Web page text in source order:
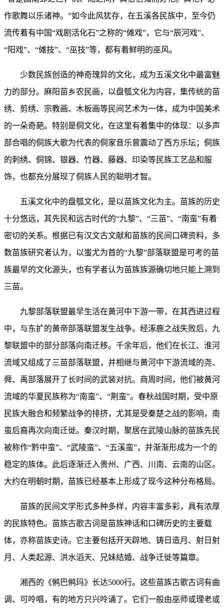
作歌舞以乐诸神。”如今此风犹存，在五溪各民族中，至今仍
流传着有中国“戏剧活化石”之称的“傩戏”，它与“辰河戏”、
“阳戏”、“傩技”、“巫技”等，都有着鲜明的巫风。
少数民族创造的神奇瑰异的文化，成为五溪文化中最富魅
力的部分。麻阳苗乡农民画，以盘瓠文化为内容，集传统的苗
绣、剪绣、宗教画、木板画等民间艺术为一体，成为中国美术
的一朵奇葩。特别是侗文化，在这里有着集中的体现：以多声
部合唱的侗族大歌为代表的侗家音乐曾震动了西方乐坛；侗族
的刺绣、侗锦、银器、竹器、藤器、印染等民族工艺品和服
饰，也都充分展现了侗族人民的聪明才智。
五溪文化中的盘瓠文化，是以苗族文化为主。苗族的历史
十分悠远，其先民和远古时代的“九黎”、“三苗”、“南蛮”有着
密切的关系。根据已有汉文古文献和苗族的民间口碑资料，多
数苗族研究者认为，以蚩尤为首的“九黎”部落联盟是可考的苗
族最早的文化源头，也有学者认为苗族族源确切地只能上溯到
三苗。
九黎部落联盟最早生活在黄河中下游一带，在其西进过程
中，与东扩的黄帝部落联盟发生战争。经涿鹿之战失败后，九
黎联盟中的部分部落向南迁移。千余年后，他们在长江、淮河
流域又组成了三苗部落联盟，并相继与黄河中下游流域的尧、
舜、禹部落展开了长时间的武装对抗。商周时间，他们被黄河
流域的华夏民族称为“南蛮”、“荆蛮”。春秋战国时期，受中原
民族大融合和频繁战争的排挤，尤其是受秦楚之战的影响，南
蛮后裔再次向南迁徙。秦汉时期，聚居在武陵山脉的苗族先民
被称作“黔中蛮”、“武陵蛮”、“五溪蛮”，并渐渐形成为一个的
稳定的族体。此后逐渐迁入贵州、广西、川南、云南的山区。
大约在明朝时期，苗族已经基本上形成了现今这种分布格局。
苗族的民间文学形式多种多样，内容丰富多彩，具有浓厚
的民族特色。苗族古歌古词是苗族神话和口碑历史的主要载
体，亦称苗族史诗。它主要包括开天辟地、铸日造月、射日射
月、人类起源、洪水滔天、兄妹结婚、战争迁徙等篇章。
湘西的《鸺巴鸺玛》长达5000行。这些苗族古歌古词有曲
调、可呤唱，有的地方只兴呤诵了。它们一般由巫师或理老或